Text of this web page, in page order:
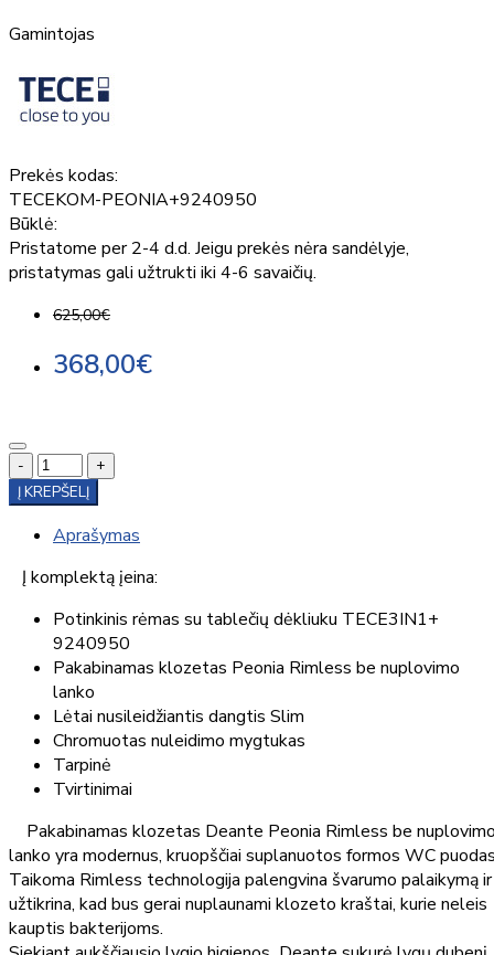
Gamintojas
Prekės kodas:
TECEKOM-PEONIA+9240950
Būklė:
Pristatome per 2-4 d.d. Jeigu prekės nėra sandėlyje,
pristatymas gali užtrukti iki 4-6 savaičių.
625,00€
368,00€
-
+
Į KREPŠELĮ
Aprašymas
Į komplektą įeina:
Potinkinis rėmas su tablečių dėkliuku TECE3IN1+
9240950
Pakabinamas klozetas Peonia Rimless be nuplovimo
lanko
Lėtai nusileidžiantis dangtis Slim
Chromuotas nuleidimo mygtukas
Tarpinė
Tvirtinimai
Pakabinamas klozetas Deante Peonia Rimless be
lanko yra modernus, kruopščiai suplanuotos formos WC
Taikoma Rimless technologija palengvina švarumo palaikymą ir
užtikrina, kad bus gerai nuplaunami klozeto kraštai, kurie neleis
kauptis bakterijoms.